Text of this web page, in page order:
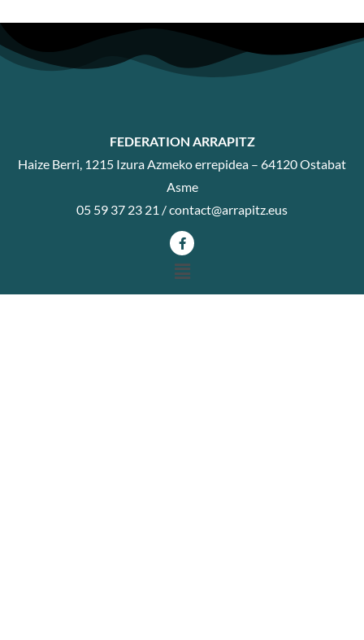
FEDERATION ARRAPITZ
Haize Berri, 1215 Izura Azmeko errepidea – 64120 Ostabat
Asme
05 59 37 23 21 /contact@arrapitz.eus